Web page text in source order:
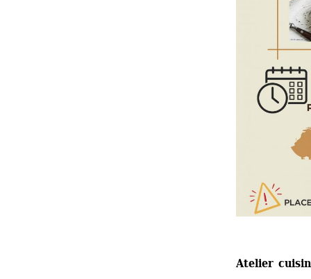
Atelier